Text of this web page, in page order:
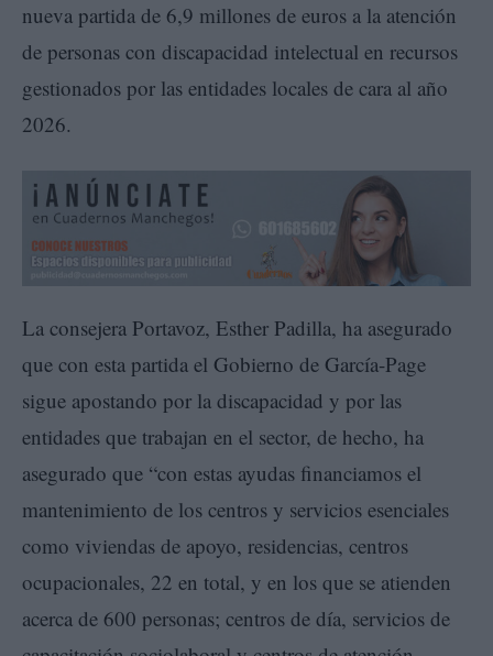
nueva partida de 6,9 millones de euros a la atención
de personas con discapacidad intelectual en recursos
gestionados por las entidades locales de cara al año
2026.
La consejera Portavoz, Esther Padilla, ha asegurado
que con esta partida el Gobierno de García-Page
sigue apostando por la discapacidad y por las
entidades que trabajan en el sector, de hecho, ha
asegurado que “con estas ayudas financiamos el
mantenimiento de los centros y servicios esenciales
como viviendas de apoyo, residencias, centros
ocupacionales, 22 en total, y en los que se atienden
acerca de 600 personas; centros de día, servicios de